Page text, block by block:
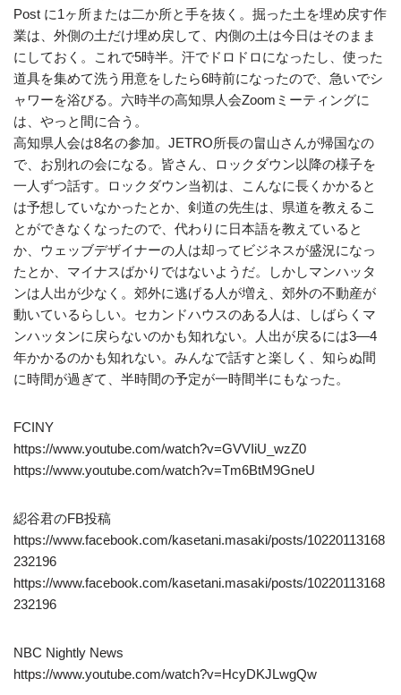
Post に1ヶ所または二か所と手を抜く。掘った土を埋め戻す作
業は、外側の土だけ埋め戻して、内側の土は今日はそのまま
にしておく。これで5時半。汗でドロドロになったし、使った
道具を集めて洗う用意をしたら6時前になったので、急いでシ
ャワーを浴びる。六時半の高知県人会Zoomミーティングに
は、やっと間に合う。
高知県人会は8名の参加。JETRO所長の畠山さんが帰国なの
で、お別れの会になる。皆さん、ロックダウン以降の様子を
一人ずつ話す。ロックダウン当初は、こんなに長くかかると
は予想していなかったとか、剣道の先生は、県道を教えるこ
とができなくなったので、代わりに日本語を教えていると
か、ウェッブデザイナーの人は却ってビジネスが盛況になっ
たとか、マイナスばかりではないようだ。しかしマンハッタ
ンは人出が少なく。郊外に逃げる人が増え、郊外の不動産が
動いているらしい。セカンドハウスのある人は、しばらくマ
ンハッタンに戻らないのかも知れない。人出が戻るには3―4
年かかるのかも知れない。みんなで話すと楽しく、知らぬ間
に時間が過ぎて、半時間の予定が一時間半にもなった。
FCINY
https://www.youtube.com/watch?v=GVVIiU_wzZ0
https://www.youtube.com/watch?v=Tm6BtM9GneU
綛谷君のFB投稿
https://www.facebook.com/kasetani.masaki/posts/10220113168
232196
https://www.facebook.com/kasetani.masaki/posts/10220113168
232196
NBC Nightly News
https://www.youtube.com/watch?v=HcyDKJLwgQw